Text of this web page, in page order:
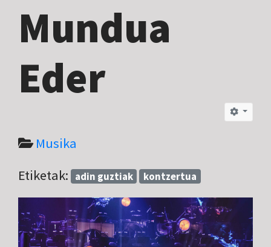
Mundua
Eder
Musika
Etiketak: adin guztiak kontzertua